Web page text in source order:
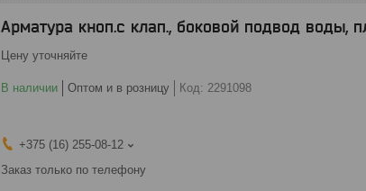
Арматура кноп.с клап., боковой подвод воды,
Цену уточняйте
В наличии Оптом и в розницу Код: 2291098
+375 (16) 255-08-12
Заказ только по телефону